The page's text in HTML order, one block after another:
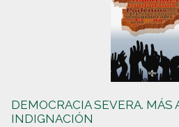
DEMOCRACIA SEVERA. MÁS
INDIGNACIÓN